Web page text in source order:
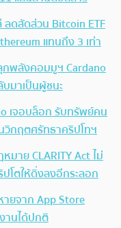
ดสัดส่วน Bitcoin ETF
แทนถึง 3 เท่า
กพลังคอมมูฯ Cardano
มาเป็นผู้ชนะ
เจอบล็อก รับทรัพย์คน
วิกฤตศรัทธาคริปโทฯ
มาย CLARITY Act ไม่
โตให้ดิ่งลงอีกระลอก
ยจาก App Store
านได้ปกติ